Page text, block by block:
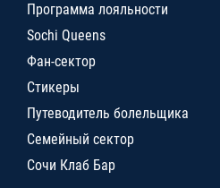
Программа лояльности
Sochi Queens
Фан-сектор
Стикеры
Путеводитель болельщика
Семейный сектор
Сочи Клаб Бар